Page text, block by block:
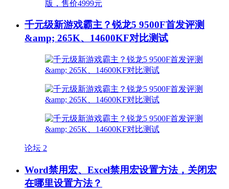
千元级新游戏霸主？锐龙5 9500F首发评测
&amp; 265K、14600KF对比测试
论坛 2
Word禁用宏、Excel禁用宏设置方法，关闭宏
在哪里设置方法？